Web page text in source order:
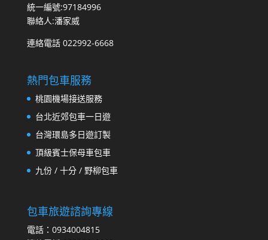
統一編號:97184996
聯絡人:潘家威
連絡電話 022992-6668
熱門包車服務
桃園機場接送服務
台北近郊包車一日遊
台灣環島多日遊訂製
頂級賓士保母車包車
九份 / 十分 / 野柳包車
包車旅遊諮詢專線
電話：0934004815